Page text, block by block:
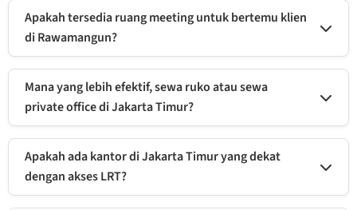
listrik, internet cepat, meja, kursi, AC, layanan resepsionis, hingga
kebersihan harian.
Apakah tersedia ruang meeting untuk bertemu klien
di Rawamangun?
yang dilengkapi fasilitas presentasi, ideal untuk bertemu klien atau
diskusi internal tim.
Mana yang lebih efektif, sewa ruko atau sewa
private office di Jakarta Timur?
renovasi, pembelian furnitur, pasang internet, atau keamanan. Di
Creya, Anda cukup bawa laptop dan langsung bekerja.
Apakah ada kantor di Jakarta Timur yang dekat
dengan akses LRT?